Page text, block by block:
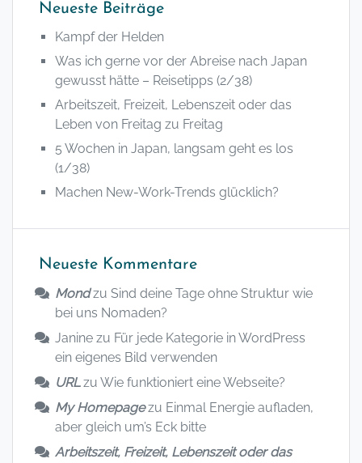
Neueste Beiträge
Kampf der Helden
Was ich gerne vor der Abreise nach Japan
gewusst hätte – Reisetipps (2/38)
Arbeitszeit, Freizeit, Lebenszeit oder das
Leben von Freitag zu Freitag
5 Wochen in Japan, langsam geht es los
(1/38)
Machen New-Work-Trends glücklich?
Neueste Kommentare
Mondzu Sind deine Tage ohne Struktur wie
bei uns Nomaden?
Janine zu Für jede Kategorie in WordPress
ein eigenes Bild verwenden
URLzu Wie funktioniert eine Webseite?
My Homepagezu Einmal Energie aufladen,
aber gleich um’s Eck bitte
Arbeitszeit, Freizeit, Lebenszeit oder das